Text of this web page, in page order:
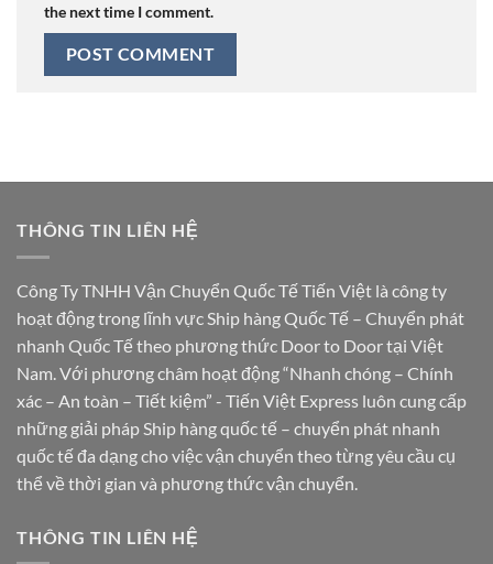
the next time I comment.
THÔNG TIN LIÊN HỆ
Công Ty TNHH Vận Chuyển Quốc Tế Tiến Việt là công ty
hoạt động trong lĩnh vực Ship hàng Quốc Tế – Chuyển phát
nhanh Quốc Tế theo phương thức Door to Door tại Việt
Nam. Với phương châm hoạt động “Nhanh chóng – Chính
xác – An toàn – Tiết kiệm” - Tiến Việt Express luôn cung cấp
những giải pháp Ship hàng quốc tế – chuyển phát nhanh
quốc tế đa dạng cho việc vận chuyển theo từng yêu cầu cụ
thể về thời gian và phương thức vận chuyển.
THÔNG TIN LIÊN HỆ